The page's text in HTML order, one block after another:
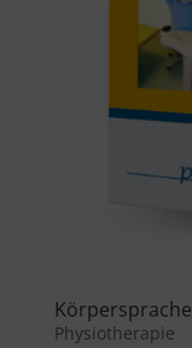
Körpersprache
Physiotherapie